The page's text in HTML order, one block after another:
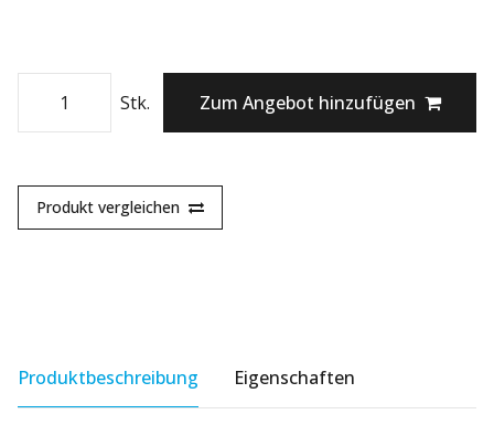
Stk. Zum Angebot hinzufügen
Produkt vergleichen
Produktbeschreibung Eigenschaften